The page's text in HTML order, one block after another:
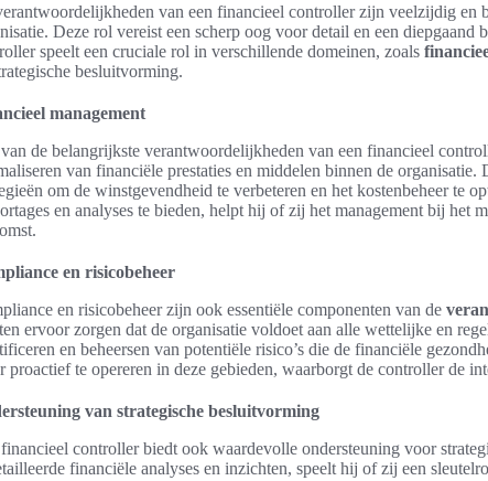
van een financieel controller zijn veelzijdig en
Deze rol vereist een scherp oog voor detail en een
speelt een cruciale rol in verschillende domeinen, zoals
besluitvorming.
management
de belangrijkste verantwoordelijkheden van een financieel
van financiële prestaties en middelen binnen de
om de winstgevendheid te verbeteren en het kostenbeheer te
en analyses te bieden, helpt hij of zij het management bij het
en risicobeheer
en risicobeheer zijn ook essentiële componenten van de
ervoor zorgen dat de organisatie voldoet aan alle wettelijke en
en beheersen van potentiële risico’s die de financiële
proactief te opereren in deze gebieden, waarborgt de controller de
van strategische besluitvorming
controller biedt ook waardevolle ondersteuning voor
financiële analyses en inzichten, speelt hij of zij een